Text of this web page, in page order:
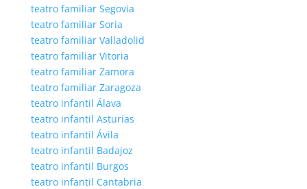
teatro familiar Segovia
teatro familiar Soria
teatro familiar Valladolid
teatro familiar Vitoria
teatro familiar Zamora
teatro familiar Zaragoza
teatro infantil Álava
teatro infantil Asturias
teatro infantil Ávila
teatro infantil Badajoz
teatro infantil Burgos
teatro infantil Cantabria